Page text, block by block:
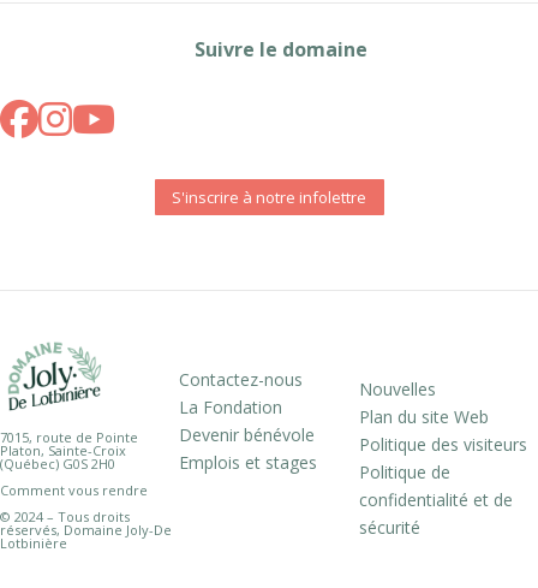
Suivre le domaine
S'inscrire à notre infolettre
7015, route de Pointe
Platon, Sainte-Croix
(Québec) G0S 2H0
Comment vous rendre
© 2024 – Tous droits
réservés, Domaine Joly-De
Lotbinière
Contactez-nous
La Fondation
Devenir bénévole
Emplois et stages
Nouvelles
Plan du site Web
Politique des visiteurs
Politique de
confidentialité et de
sécurité